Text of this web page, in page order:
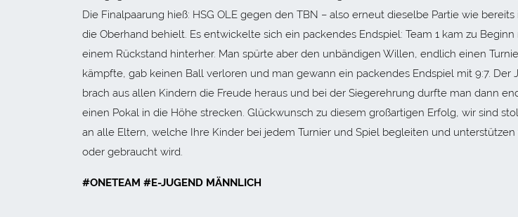
Die Finalpaarung hieß: HSG OLE gegen den TBN – also erneut dieselbe Partie wie
die Oberhand behielt. Es entwickelte sich ein packendes Endspiel: Team 1 kam zu
einem Rückstand hinterher. Man spürte aber den unbändigen Willen, endlich einen
kämpfte, gab keinen Ball verloren und man gewann ein packendes Endspiel mit 9:7. Der
brach aus allen Kindern die Freude heraus und bei der Siegerehrung durfte man dann
einen Pokal in die Höhe strecken. Glückwunsch zu diesem großartigen Erfolg, wir sind
an alle Eltern, welche Ihre Kinder bei jedem Turnier und Spiel begleiten und
oder gebraucht wird.
#ONETEAM #E-JUGEND MÄNNLICH